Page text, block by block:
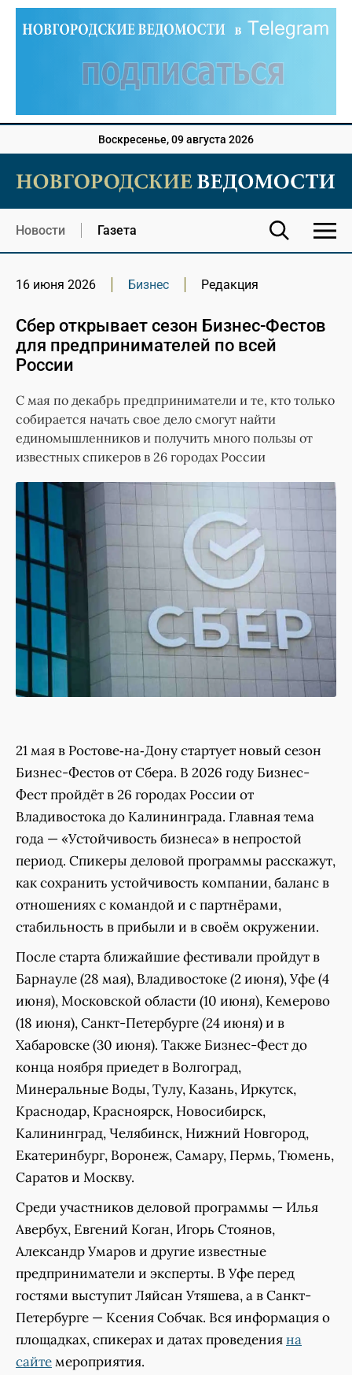
Воскресенье, 09 августа 2026
Новости Газета
16 июня 2026 Бизнес Редакция
Сбер открывает сезон Бизнес-Фестов
для предпринимателей по всей
России
С мая по декабрь предприниматели и те, кто только
собирается начать свое дело смогут найти
единомышленников и получить много пользы от
известных спикеров в 26 городах России
21 мая в Ростове‑на‑Дону стартует новый сезон
Бизнес-Фестов от Сбера. В 2026 году Бизнес-
Фест пройдёт в 26 городах России от
Владивостока до Калининграда. Главная тема
года — «Устойчивость бизнеса» в непростой
период. Спикеры деловой программы расскажут,
как сохранить устойчивость компании, баланс в
отношениях с командой и с партнёрами,
стабильность в прибыли и в своём окружении.
После старта ближайшие фестивали пройдут в
Барнауле (28 мая), Владивостоке (2 июня), Уфе (4
июня), Московской области (10 июня), Кемерово
(18 июня), Санкт-Петербурге (24 июня) и в
Хабаровске (30 июня). Также Бизнес-Фест до
конца ноября приедет в Волгоград,
Минеральные Воды, Тулу, Казань, Иркутск,
Краснодар, Красноярск, Новосибирск,
Калининград, Челябинск, Нижний Новгород,
Екатеринбург, Воронеж, Самару, Пермь, Тюмень,
Саратов и Москву.
Среди участников деловой программы — Илья
Авербух, Евгений Коган, Игорь Стоянов,
Александр Умаров и другие известные
предприниматели и эксперты. В Уфе перед
гостями выступит Ляйсан Утяшева, а в Санкт-
Петербурге — Ксения Собчак. Вся информация о
площадках, спикерах и датах проведенияна
сайтемероприятия.